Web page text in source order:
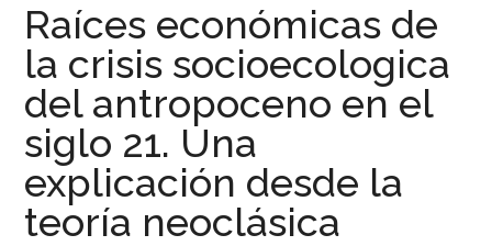
Raíces económicas de
la crisis socioecologica
del antropoceno en el
siglo 21. Una
explicación desde la
teoría neoclásica